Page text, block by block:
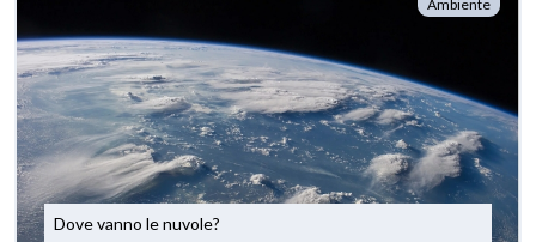
Ambiente
Dove vanno le nuvole?